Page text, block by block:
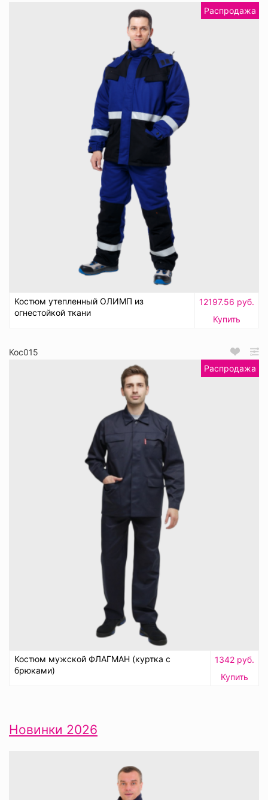
Распродажа
Костюм утепленный ОЛИМП из
огнестойкой ткани
12197.56 руб.
Купить
Кос015
Распродажа
Костюм мужской ФЛАГМАН (куртка с
брюками)
1342 руб.
Купить
Новинки 2026